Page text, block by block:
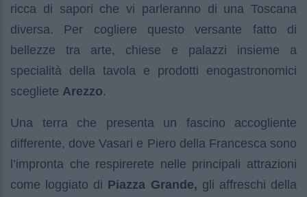
ricca di sapori che vi parleranno di una Toscana
diversa. Per cogliere questo versante fatto di
bellezze tra arte, chiese e palazzi insieme a
specialità della tavola e prodotti enogastronomici
scegliete Arezzo.
Una terra che presenta un fascino accogliente
differente, dove Vasari e Piero della Francesca sono
l’impronta che respirerete nelle principali attrazioni
come loggiato di Piazza Grande, gli affreschi della